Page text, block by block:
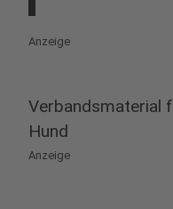
Anzeige
Verbandsmaterial
Hund
Anzeige